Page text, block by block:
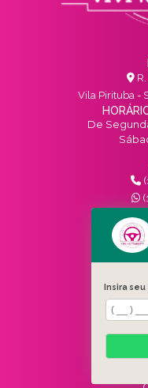
R.
Vila Pirituba -
De
Insira